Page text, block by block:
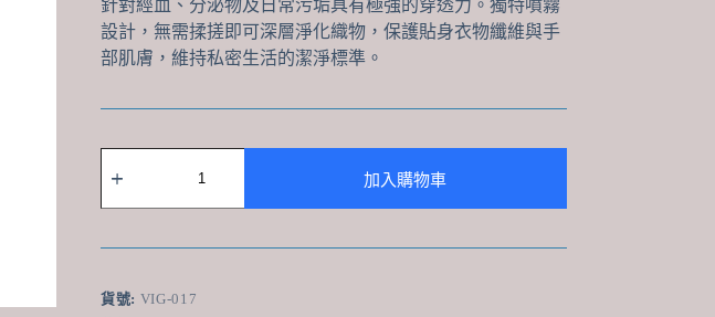
針對經血、分泌物及日常污垢具有極強的穿透力。獨特噴霧
設計，無需揉搓即可深層淨化織物，保護貼身衣物纖維與手
部肌膚，維持私密生活的潔淨標準。
婦
密
物
加入購物車
貨號: VIG-017